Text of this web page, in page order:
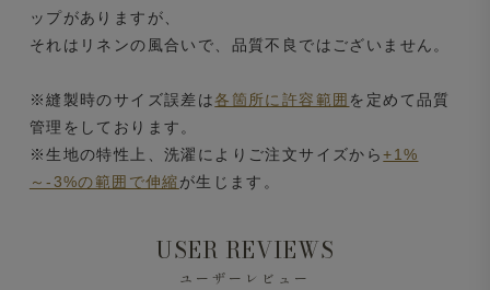
ップがありますが、
それはリネンの風合いで、品質不良ではございません。
※縫製時のサイズ誤差は各箇所に許容範囲 を定めて品質
管理をしております。
※生地の特性上、洗濯によりご注文サイズから+1%
～-3%の範囲で伸縮が生じます。
USER REVIEWS
ユーザーレビュー